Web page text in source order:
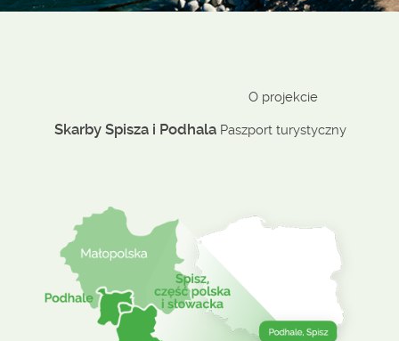
Skarby Spisza i Podhala
O projekcie
Paszport turystyczny